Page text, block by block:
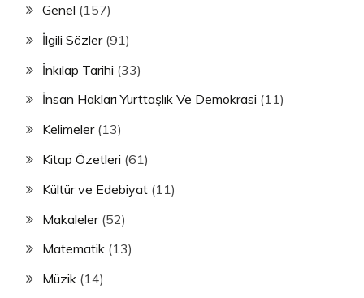
Genel (157)
İlgili Sözler(91)
İnkılap Tarihi (33)
İnsan Hakları Yurttaşlık Ve Demokrasi (11)
Kelimeler(13)
Kitap Özetleri (61)
Kültür ve Edebiyat (11)
Makaleler(52)
Matematik (13)
Müzik (14)